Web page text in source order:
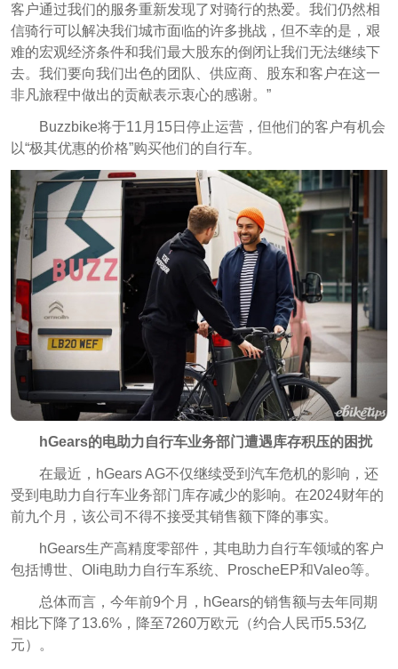
客户通过我们的服务重新发现了对骑行的热爱。我们仍然相
信骑行可以解决我们城市面临的许多挑战，但不幸的是，艰
难的宏观经济条件和我们最大股东的倒闭让我们无法继续下
去。 我们要向我们出色的团队、供应商、股东和客户在这一
非凡旅程中做出的贡献表示衷心的感谢。”
Buzzbike将于11月15日停止运营，但他们的客户有机会
以“极其优惠的价格”购买他们的自行车。
hGears的电助力自行车业务部门遭遇库存积压的困扰
在最近，hGears AG不仅继续受到汽车危机的影响，还
受到电助力自行车业务部门库存减少的影响。在2024财年的
前九个月，该公司不得不接受其销售额下降的事实。
hGears生产高精度零部件，其电助力自行车领域的客户
包括博世、Oli电助力自行车系统、ProscheEP和Valeo等。
总体而言，今年前9个月，hGears的销售额与去年同期
相比下降了13.6%，降至7260万欧元（约合人民币5.53亿
元）。